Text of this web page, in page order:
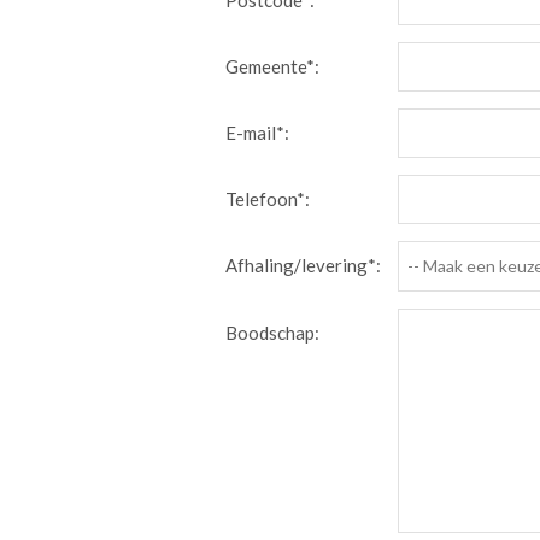
Gemeente*:
E-mail*:
Telefoon*:
Afhaling/levering*: -- Maak een
Boodschap: